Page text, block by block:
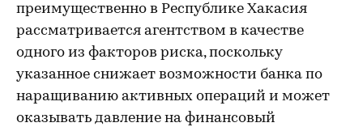
преимущественно в Республике Хакасия
рассматривается агентством в качестве
одного из факторов риска, поскольку
указанное снижает возможности банка по
наращиванию активных операций и может
оказывать давление на финансовый